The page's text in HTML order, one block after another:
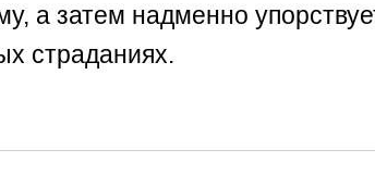
а затем надменно
страданиях.